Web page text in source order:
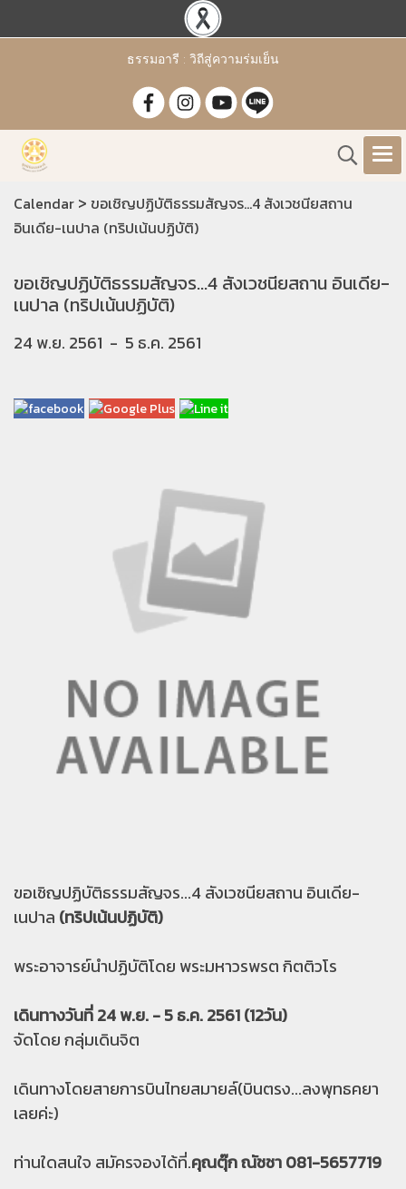
ธรรมอารี : วิถีสู่ความร่มเย็น
Calendar > ขอเชิญปฏิบัติธรรมสัญจร...4 สังเวชนียสถาน
อินเดีย-เนปาล (ทริปเน้นปฏิบัติ)
ขอเชิญปฏิบัติธรรมสัญจร...4 สังเวชนียสถาน อินเดีย-
เนปาล (ทริปเน้นปฏิบัติ)
24 พ.ย. 2561 - 5 ธ.ค. 2561
ขอเชิญปฏิบัติธรรมสัญจร...4 สังเวชนียสถาน อินเดีย-
เนปาล (ทริปเน้นปฏิบัติ)
พระอาจารย์นำปฏิบัติโดย พระมหาวรพรต กิตติวโร
เดินทางวันที่ 24 พ.ย. - 5 ธ.ค. 2561 (12วัน)
จัดโดย กลุ่มเดินจิต
เดินทางโดยสายการบินไทยสมายล์(บินตรง...ลงพุทธคยา
เลยค่ะ)
ท่านใดสนใจ สมัครจองได้ที่.คุณตุ๊ก ณัชชา 081-5657719